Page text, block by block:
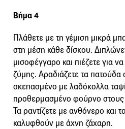
Βήμα 4
Πλάθετε με τη γέμιση μικρά
στη μέση κάθε δίσκου.
μισοφέγγαρο και πιέζετε για
ζύμης. Αραδιάζετε τα
σκεπασμένο με λαδόκολλα
προθερμασμένο φούρνο στους
Τα ραντίζετε με ανθόνερο και
καλυφθούν με άχνη ζάχαρη.